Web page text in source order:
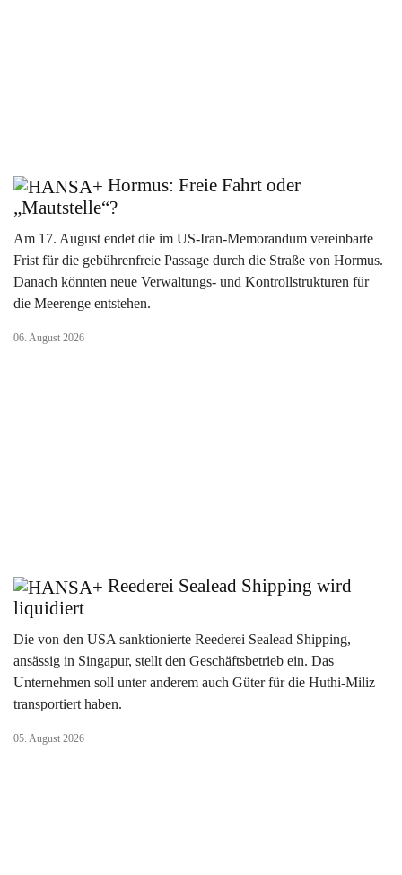
Hormus: Freie Fahrt oder
„Mautstelle“?
Am 17. August endet die im US-Iran-Memorandum vereinbarte
Frist für die gebührenfreie Passage durch die Straße von Hormus.
Danach könnten neue Verwaltungs- und Kontrollstrukturen für
die Meerenge entstehen.
06. August 2026
Reederei Sealead Shipping wird
liquidiert
Die von den USA sanktionierte Reederei Sealead Shipping,
ansässig in Singapur, stellt den Geschäftsbetrieb ein. Das
Unternehmen soll unter anderem auch Güter für die Huthi-Miliz
transportiert haben.
05. August 2026